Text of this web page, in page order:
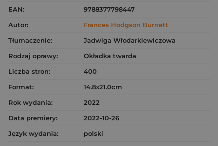
EAN:
9788377798447
Autor:
Frances Hodgson Burnett
Tłumaczenie:
Jadwiga Włodarkiewiczowa
Rodzaj oprawy:
Okładka twarda
Liczba stron:
400
Format:
14.8x21.0cm
Rok wydania:
2022
Data premiery:
2022-10-26
Język wydania:
polski